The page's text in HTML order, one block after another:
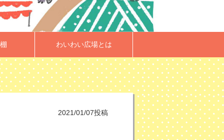
わいわい広場とは
2021/01/07投稿